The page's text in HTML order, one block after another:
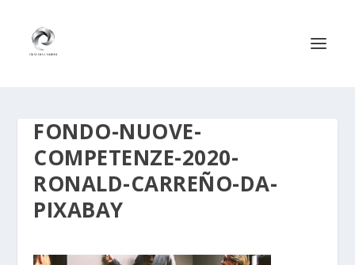
FONDO-NUOVE-
COMPETENZE-2020-
RONALD-CARREÑO-DA-
PIXABAY